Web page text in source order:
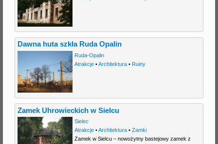
Dawna huta szkła Ruda Opalin
Ruda-Opalin
Atrakcje•Architektura• Ruiny
Zamek Uhrowieckich w Sielcu
Sielec
Atrakcje•Architektura• Zamki
Zamek w Sielcu – nowożytny bastejowy zamek z